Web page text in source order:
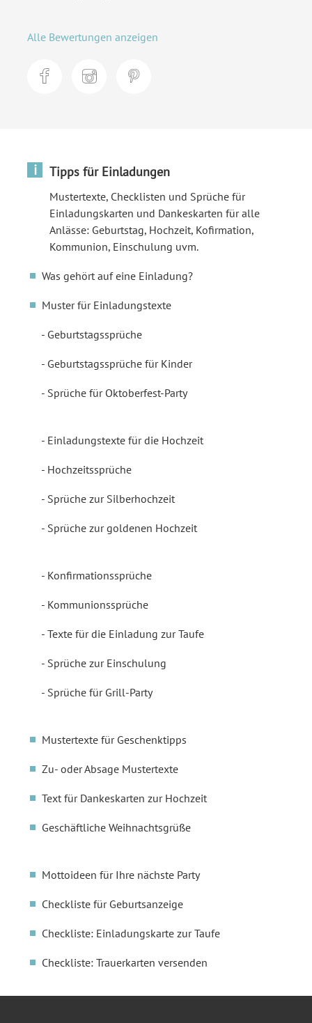
Alle Bewertungen anzeigen
i Tipps für Einladungen
Mustertexte, Checklisten und Sprüche für
Einladungskarten und Dankeskarten für alle
Anlässe: Geburtstag, Hochzeit, Kofirmation,
Kommunion, Einschulung uvm.
Was gehört auf eine Einladung?
Muster für Einladungstexte
Geburtstagssprüche
Geburtstagssprüche für Kinder
Sprüche für Oktoberfest-Party
Einladungstexte für die Hochzeit
Hochzeitssprüche
Sprüche zur Silberhochzeit
Sprüche zur goldenen Hochzeit
Konfirmationssprüche
Kommunionssprüche
Texte für die Einladung zur Taufe
Sprüche zur Einschulung
Sprüche für Grill-Party
Mustertexte für Geschenktipps
Zu- oder Absage Mustertexte
Text für Dankeskarten zur Hochzeit
Geschäftliche Weihnachtsgrüße
Mottoideen für Ihre nächste Party
Checkliste für Geburtsanzeige
Checkliste: Einladungskarte zur Taufe
Checkliste: Trauerkarten versenden